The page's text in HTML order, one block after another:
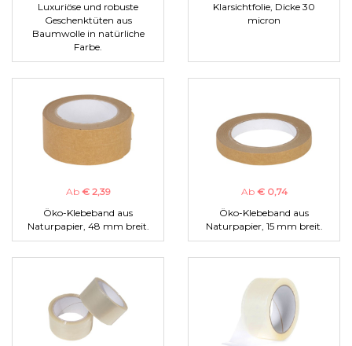
Luxuriöse und robuste
Geschenktüten aus
Baumwolle in natürliche
Farbe.
Klarsichtfolie, Dicke 30
micron
Ab € 2,39
Öko-Klebeband aus
Naturpapier, 48 mm breit.
Ab € 0,74
Öko-Klebeband aus
Naturpapier, 15 mm breit.